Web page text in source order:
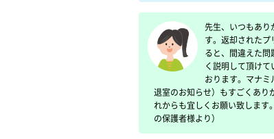
先生、いつもあり
す。返却されたプ
ると、間違えた問
く説明して頂けて
おります。マナミ
退室のお知らせ）もすごくあり
れからも宜しくお願い致します
の保護者様より）